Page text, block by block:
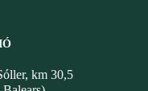
km 30,5